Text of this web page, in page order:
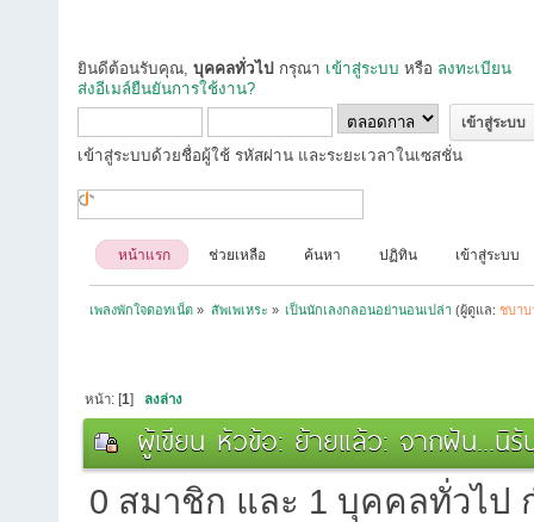
ยินดีต้อนรับคุณ, บุคคลทั่วไป กรุณา เข้าสู่ระบบ หรือ ลงทะเบียน
ส่งอีเมล์ยืนยันการใช้งาน?
เข้าสู่ระบบด้วยชื่อผู้ใช้ รหัสผ่าน และระยะเวลาในเซสชั่น
หน้าแรก ช่วยเหลือ ค้นหา ปฏิทิน เข้าสู่ระบบ
เพลงพักใจดอทเน็ต » สัพเพเหระ » เป็นนักเลงกลอนอย่านอนเปล่า (ผู้ดูแล:ชบาบ
หน้า: [1] ลงล่าง
ผู้เขียน หัวข้อ: ย้ายแล้ว: จากฝัน...นิ
0 สมาชิก และ 1 บุคคลทั่วไป